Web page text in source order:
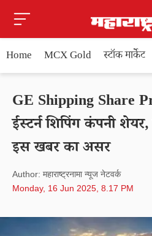
Home MCX Gold स्टॉक मार्केट
GE Shipping Share
ईस्टर्न शिपिंग कंपनी
इस खबर का असर
Author: महाराष्ट्रनामा न्यूज नेटवर्क
Monday, 16 Jun 2025, 8.17 PM